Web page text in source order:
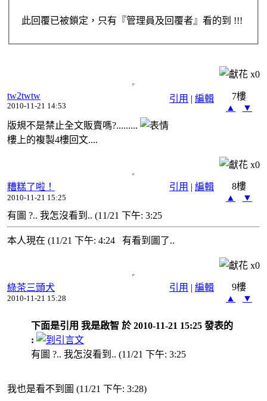
此回覆已被鎖定，只有『管理員及回覆者』看的到 !!!
x0
引用 | 編輯
tw2twtw
2010-11-21 14:53
7樓
▲
▼
版規不是禁止全文販賣嗎?.........
樓上的複製4樓回文....
x0
引用 | 編輯
糟糕了啦！
2010-11-21 15:25
8樓
▲
▼
有圖 ?.. 我怎沒看到.. (11/21 下午: 3:25
本人現在 (11/21 下午: 4:24 有看到圖了..
x0
引用 | 編輯
綠茶三頭犬
2010-11-21 15:28
9樓
▲
▼
下面是引用 我是啟智 於 2010-11-21 15:25 發表的
:
有圖 ?.. 我怎沒看到.. (11/21 下午: 3:25
我也是看不到圖 (11/21 下午: 3:28)